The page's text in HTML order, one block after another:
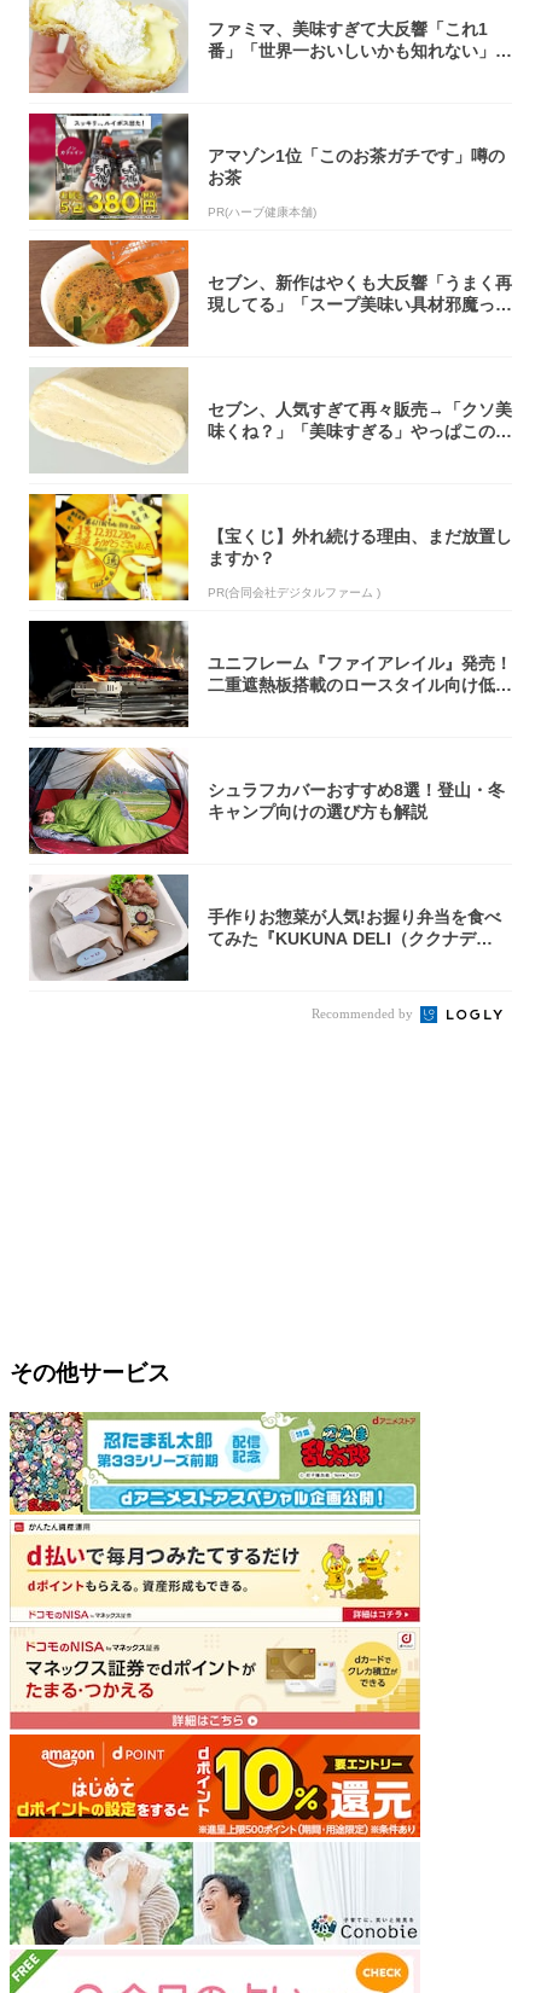
ファミマ、美味すぎて大反響「これ1
番」「世界一おいしいかも知れない」
アマゾン1位「このお茶ガチです」噂の
お茶
PR(ハーブ健康本舗)
セブン、新作はやくも大反響「うまく再
現してる」「スープ美味い具材邪魔って
セブン、人気すぎて再々販売→「クソ美
味くね？」「美味すぎる」やっぱこのク
【宝くじ】外れ続ける理由、まだ放置し
ますか？
PR(合同会社デジタルファーム )
ユニフレーム『ファイアレイル』発売！
二重遮熱板搭載のロースタイル向け低型
シュラフカバーおすすめ8選！登山・冬
キャンプ向けの選び方も解説
手作りお惣菜が人気!お握り弁当を食べ
てみた『KUKUNA DELI（ククナデ
Recommended by
その他サービス